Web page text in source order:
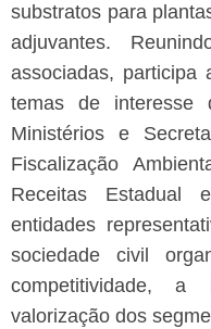
substratos para
adjuvantes.
associadas, participa
temas de interesse
Ministérios e
Fiscalização
Receitas Estadual
entidades
sociedade civil
competitividade,
valorização dos